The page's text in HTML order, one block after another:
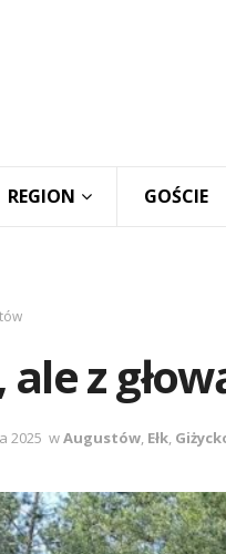
REGION GOŚCIE
z
2025 wAugustów, Ełk,